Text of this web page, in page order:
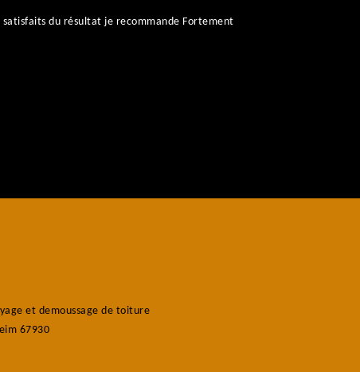
du résultat je recommande Fortement
et demoussage de toiture
67930